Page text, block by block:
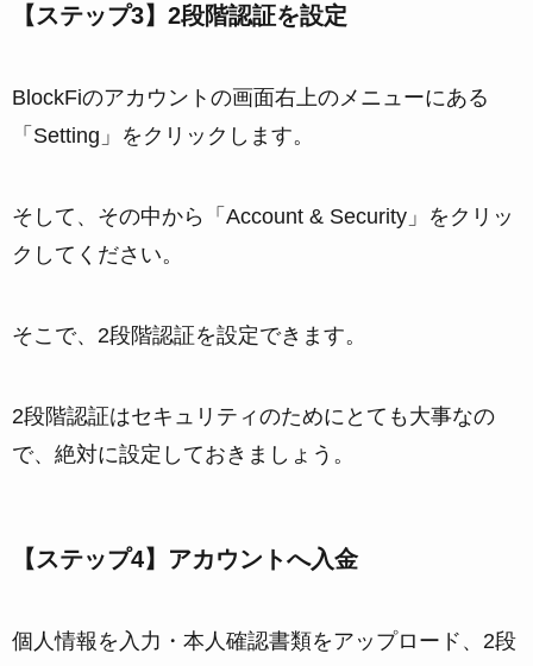
【ステップ3】2段階認証を設定
BlockFiのアカウントの画面右上のメニューにある
「Setting」をクリックします。
そして、その中から「Account & Security」をクリッ
クしてください。
そこで、2段階認証を設定できます。
2段階認証はセキュリティのためにとても大事なの
で、絶対に設定しておきましょう。
【ステップ4】アカウントへ入金
個人情報を入力・本人確認書類をアップロード、2段